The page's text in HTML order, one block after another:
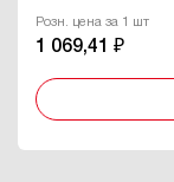
Розн. цена за 1 шт
1 069,41 ₽